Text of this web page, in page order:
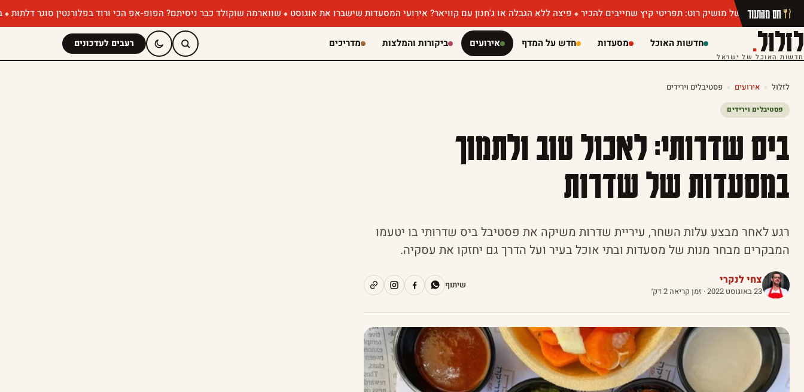
של מושיק רוט: תפריטי קיץ שחייבים להכיר פיצה ללא הגבלה או ג'חנון עם קוויאר? אירועי המסעדות שישברו את אוגוסט שווארמה שוקולד כבר ניסיתם? הפופ-אפ הכי ורוד בפלורנטין סוגר דלתות במבה חם מהתנור
לזלול.
חדשות האוכל של ישראל
חדשות האוכל מסעדות חדש על המדף אירועים ביקורות והמלצות מדריכים רעבים לעדכונים
לזלול » אירועים » פסטיבלים וירידים
פסטיבלים וירידים
ביס שדרותי: לאכול טוב ולתמוך
במסעדות של שדרות
רגע לאחר מבצע עלות השחר, עיריית שדרות משיקה את פסטיבל ביס שדרותי בו יטעמו
המבקרים מבחר מנות של מסעדות ובתי אוכל בעיר ועל הדרך גם יחזקו את עסקיה.
צחי לנקרי
23 באוגוסט 2022 · זמן קריאה 2 דק׳
שיתוף